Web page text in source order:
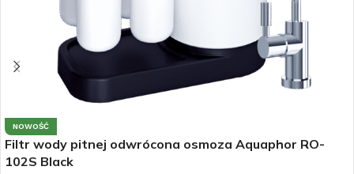
NOWOŚĆ
Filtr wody pitnej odwrócona osmoza Aquaphor RO-
102S Black